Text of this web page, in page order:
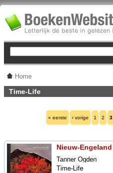
Home
Time-Life
« eerste ‹ vorige 1 2 3
Nieuw-Engeland
Tanner Ogden
Time-Life